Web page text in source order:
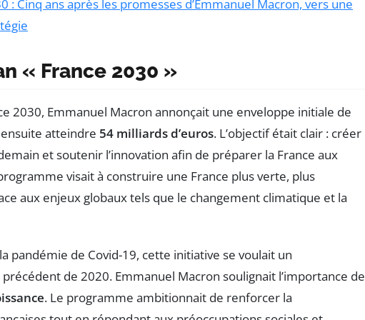
: Cinq ans après les promesses d’Emmanuel Macron, vers une
« France 2030 »
2030, Emmanuel Macron annonçait une enveloppe initiale de
atteindre 54 milliards d’euros. L’objectif était clair : créer
et soutenir l’innovation afin de préparer la France aux
visait à construire une France plus verte, plus
aux enjeux globaux tels que le changement climatique et la
pandémie de Covid-19, cette initiative se voulait un
de 2020. Emmanuel Macron soulignait l’importance de
. Le programme ambitionnait de renforcer la